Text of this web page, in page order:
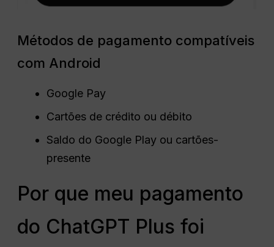
Métodos de pagamento compatíveis
com Android
Google Pay
Cartões de crédito ou débito
Saldo do Google Play ou cartões-
presente
Por que meu pagamento
do ChatGPT Plus foi